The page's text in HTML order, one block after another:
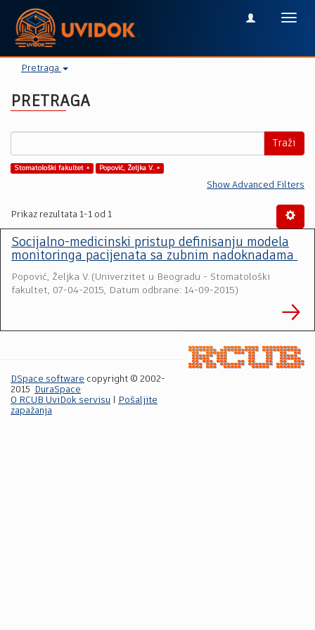
Pretraga
PRETRAGA
Traži
Stomatološki fakultet × Popović, Željka V. ×
Show Advanced Filters
Prikaz rezultata 1-1 od 1
Socijalno-medicinski pristup definisanju modela
monitoringa pacijenata sa zubnim nadoknadama
Popović, Željka V. (Univerzitet u Beogradu - Stomatološki
fakultet, 07-04-2015, Datum odbrane: 14-09-2015)
DSpace software copyright © 2002-
2015
DuraSpace
O RCUB UviDok servisu
Pošaljite
zapažanja